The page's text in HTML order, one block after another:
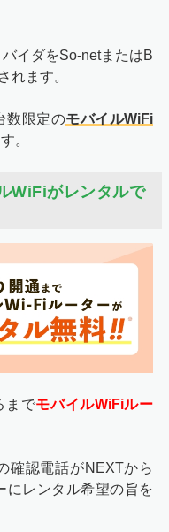
申し込みフォームでの
完了です。後ほどフル
かってきます。
イダをSo-netまたはB
れます。
数限定のモバイルWiFi
。
WiFiがレンタルで
までモバイルWiFiルー
確認電話がNEXTから
にレンタル希望の旨を